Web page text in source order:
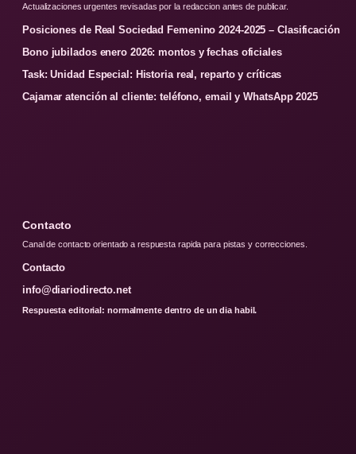
Actualizaciones urgentes revisadas por la redaccion antes de publicar.
Posiciones de Real Sociedad Femenino 2024-2025 – Clasificación
Bono jubilados enero 2026: montos y fechas oficiales
Task: Unidad Especial: Historia real, reparto y críticas
Cajamar atención al cliente: teléfono, email y WhatsApp 2025
Contacto
Canal de contacto orientado a respuesta rapida para pistas y correcciones.
Contacto
info@diariodirecto.net
Respuesta editorial: normalmente dentro de un dia habil.